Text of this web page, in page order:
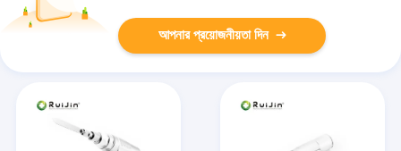
আপনার প্রয়োজনীয়তা দিন